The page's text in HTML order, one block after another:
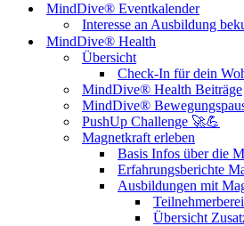
MindDive® Eventkalender
Interesse an Ausbildung
MindDive® Health
Übersicht
Check-In für dein
MindDive® Health Beiträge
MindDive®
PushUp Challenge 🚀💪
Magnetkraft erleben
Basis Infos über die
Erfahrungsberichte
Ausbildungen mit
Übersicht